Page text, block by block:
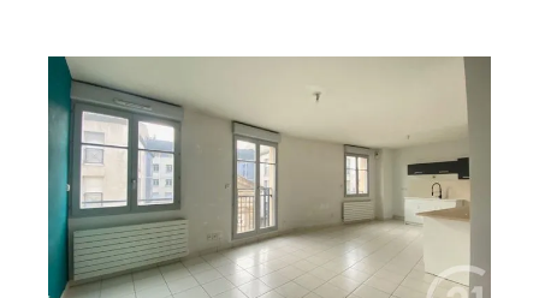
ST ETIENNE 42
65,72 m2, 3 pièces
Ref : 3537
Appartement T3 à louer
655 €
par mois charges comprises